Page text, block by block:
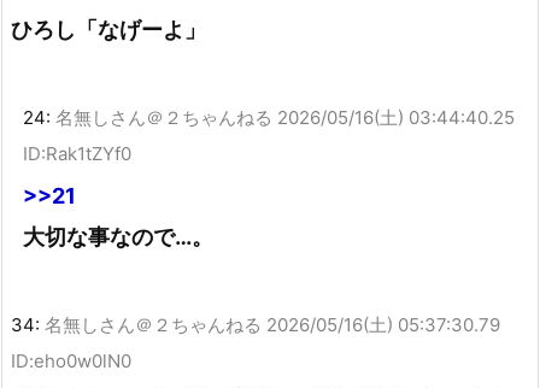
ひろし「なげーよ」
24: 名無しさん＠２ちゃんねる 2026/05/16(土) 03:44:40.25
ID:Rak1tZYf0
>>21
大切な事なので…。
34: 名無しさん＠２ちゃんねる 2026/05/16(土) 05:37:30.79
ID:eho0w0lN0